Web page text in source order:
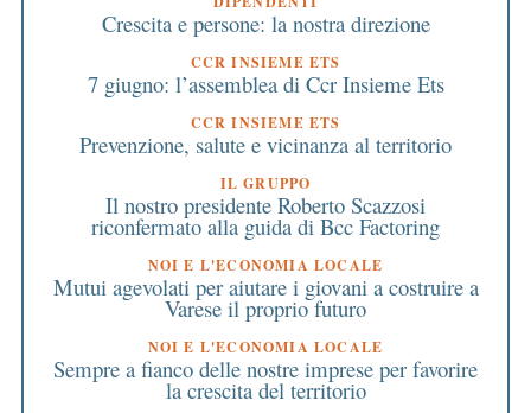
Crescita e persone: la nostra direzione
CCR INSIEME ETS
7 giugno: l’assemblea di Ccr Insieme Ets
CCR INSIEME ETS
Prevenzione, salute e vicinanza al territorio
IL GRUPPO
Il nostro presidente Roberto Scazzosi
riconfermato alla guida di Bcc Factoring
NOI E L'ECONOMIA LOCALE
Mutui agevolati per aiutare i giovani a costruire a
Varese il proprio futuro
NOI E L'ECONOMIA LOCALE
Sempre a fianco delle nostre imprese per favorire
la crescita del territorio